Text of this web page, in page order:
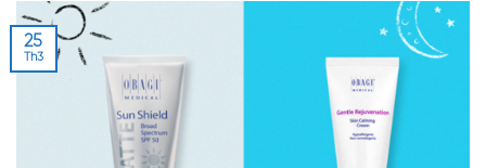
25
Th3